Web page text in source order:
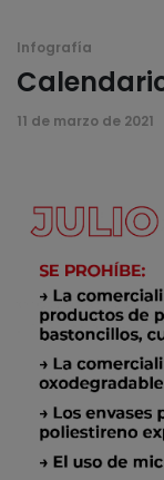
Infografía
11 de marzo de 2021